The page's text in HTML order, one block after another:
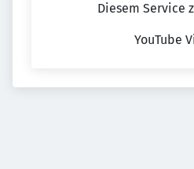
Diesem Service
YouTube